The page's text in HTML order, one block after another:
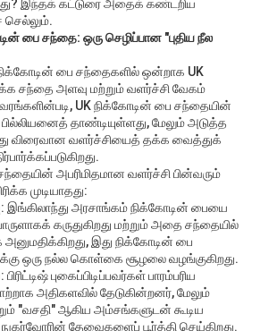
இந்தக் கட்டுரை அதைக் கண்டறிய
பை சந்தை: ஒரு செழிப்பான "புதிய நீல
நிக்கோடின் பை சந்தைகளில் ஒன்றாக UK
சந்தை அளவு மற்றும் வளர்ச்சி வேகம்
UK நிக்கோடின் பை சந்தையின்
தாண்டியுள்ளது, மேலும் அடுத்த
விரைவான வளர்ச்சியைத் தக்க வைத்துக்
அபரிமிதமான வளர்ச்சி பின்வரும்
முடியாதது:
அரசாங்கம் நிக்கோடின் பையை
கருதுகிறது மற்றும் அதை சந்தையில்
அனுமதிக்கிறது, இது நிக்கோடின் பை
ஒரு நல்ல கொள்கை சூழலை வழங்குகிறது.
புகைப்பிடிப்பவர்கள் பாரம்பரிய
அதிகளவில் தேடுகின்றனர், மேலும்
"வசதி" ஆகிய அம்சங்களுடன் கூடிய
தேவைகளைப் பூர்த்தி செய்கிறது.